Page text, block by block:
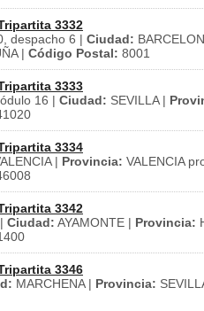
3332
despacho 6 | Ciudad:
| Código Postal: 8001
3333
16 | Ciudad: SEVILLA |
3334
| Provincia: VALENCIA
3342
Ciudad: AYAMONTE | Provincia:
3346
MARCHENA | Provincia: